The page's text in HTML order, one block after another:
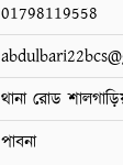
01798119558
থানা রোড
পাবনা